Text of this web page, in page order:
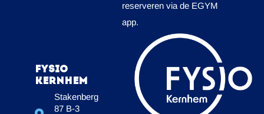
reserveren via de EGYM
app.
Fysio
Kernhem
Stakenberg
87 B-3